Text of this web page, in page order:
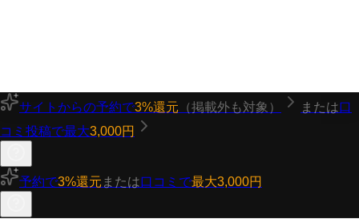
サイトからの予約で3%還元 （掲載外も対象） または口
コミ投稿で最大3,000円
予約で3%還元 または口コミで最大3,000円